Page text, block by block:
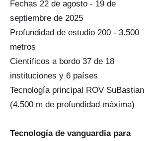
Fechas 22 de agosto - 19 de
septiembre de 2025
Profundidad de estudio 200 - 3.500
metros
Científicos a bordo 37 de 18
instituciones y 6 países
Tecnología principal ROV SuBastian
(4.500 m de profundidad máxima)
Tecnología de vanguardia para